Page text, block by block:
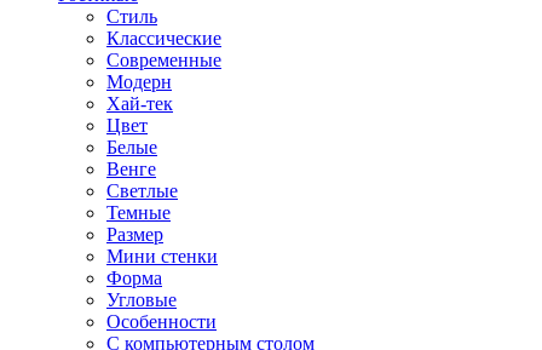
Стиль
Классические
Современные
Модерн
Хай-тек
Цвет
Белые
Венге
Светлые
Темные
Размер
Мини стенки
Форма
Угловые
Особенности
С компьютерным столом